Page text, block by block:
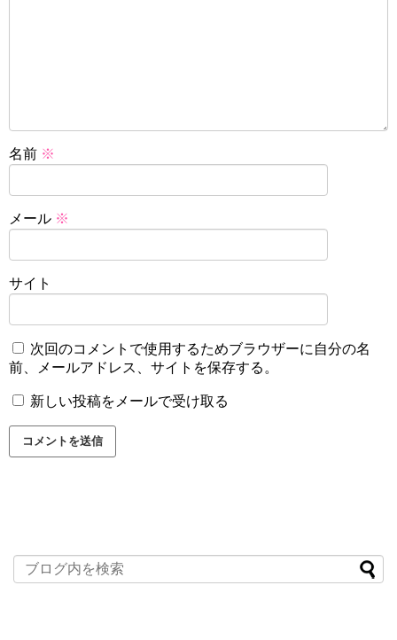
名前 ※
メール ※
サイト
次回のコメントで使用するためブラウザーに自分の名
前、メールアドレス、サイトを保存する。
新しい投稿をメールで受け取る